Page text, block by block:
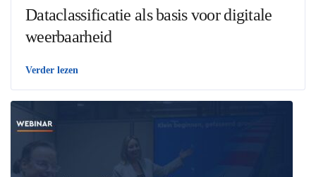
Dataclassificatie als basis voor digitale
weerbaarheid
Verder lezen